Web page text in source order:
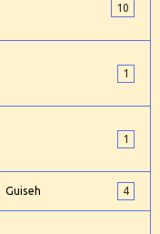
10
1
1
Guiseh 4